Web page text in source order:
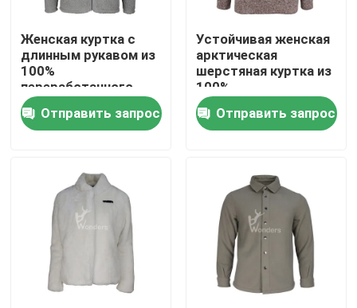
Дом
Продукты
Путешествие фабрики
Проверка качества
Женская куртка с
длинным рукавом из
100%
переработанного
арктического
шерсти для занятий
на свежем воздухе
Отправить запрос
Устойчивая женская
арктическая
шерстяная куртка из
100%
переработанного
материала для
повседневной
Отправить запрос